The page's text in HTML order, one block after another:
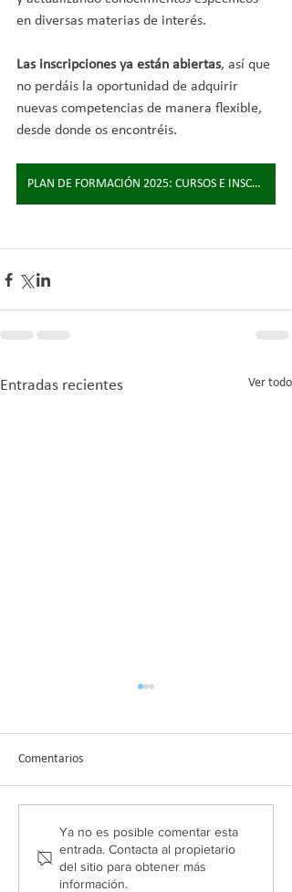
en diversas materias de interés.
Las inscripciones ya están abiertas, así que
no perdáis la oportunidad de adquirir
nuevas competencias de manera flexible,
desde donde os encontréis.
PLAN DE FORMACIÓN 2025: CURSOS E INSCRIPCIONES
Entradas recientes Ver todo
José Carlos Gómez Teba,
nuevo coordinador de
Formación del Consejo
Comentarios
Ya no es posible comentar esta
entrada. Contacta al propietario
del sitio para obtener más
información.